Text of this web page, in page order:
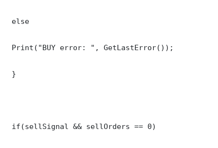
else
Print("BUY error: ", GetLastError());
}
if(sellSignal && sellOrders == 0)